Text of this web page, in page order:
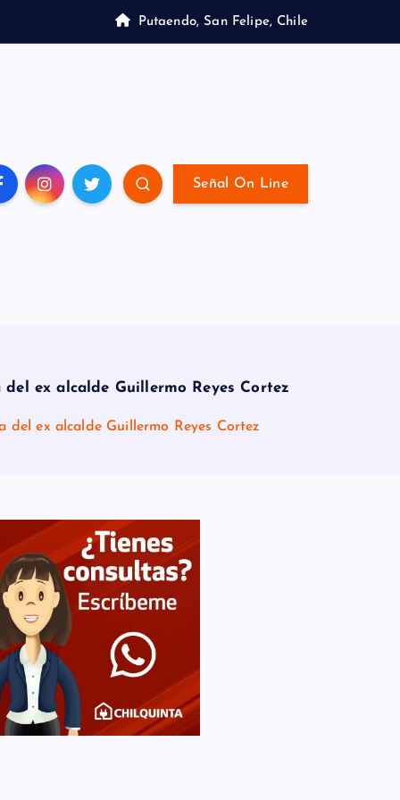
Putaendo, San Felipe, Chile
Señal On Line
ex alcalde Guillermo Reyes Cortez
ex alcalde Guillermo Reyes Cortez